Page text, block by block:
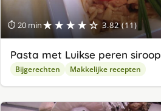
⏱ 20 min★★★★☆ 3.82 (11)
Pasta met Luikse peren siroop
Bijgerechten Makkelijke recepten